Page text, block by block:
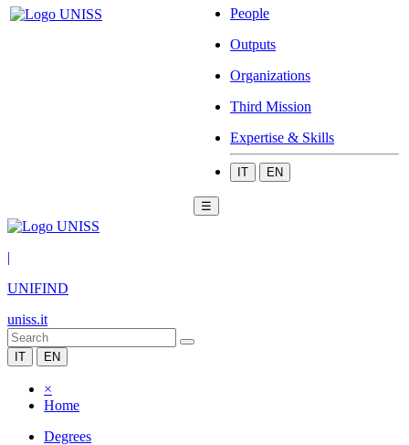
People
Outputs
Organizations
Third Mission
Expertise & Skills
IT EN
☰
|
UNIFIND
uniss.it
IT EN
×
Home
Degrees